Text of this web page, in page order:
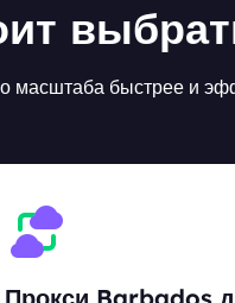
масштаба быстрее и